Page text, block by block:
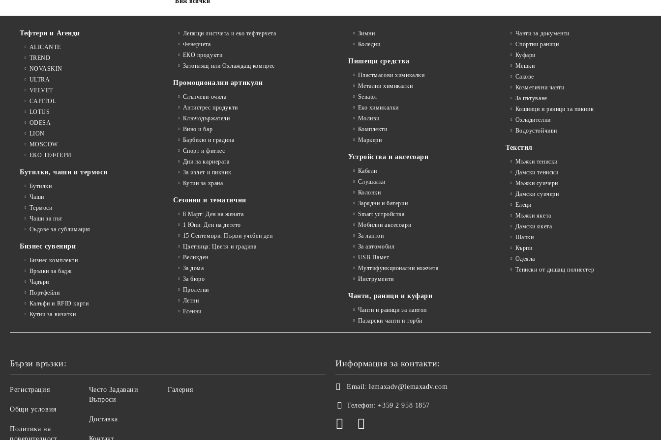
Тефтери и Агенди
ALICANTE
TREND
NOVASKIN
ULTRA
VELVET
CAPITOL
LOTUS
ODESA
LION
MOSCOW
ЕКО ТЕФТЕРИ
Бутилки, чаши и термоси
Бутилки
Чаши
Термоси
Чаши за път
Съдове за сублимация
Бизнес сувенири
Бизнес комплекти
Връзки за бадж
Чадъри
Портфейли
Калъфи и RFID карти
Кутии за визитки
Лепящи листчета и еко тефтeрчета
Фенерчета
ЕКО продукти
Затоплящ или Охлаждащ компрес
Промоционални артикули
Слънчеви очила
Антистрес продукти
Ключодържатели
Вино и бар
Барбекю и градина
Спорт и фитнес
Дни на кариерата
За излет и пикник
Кутии за храна
Сезонни и тематични
8 Март: Ден на жената
1 Юни: Ден на детето
15 Септември: Първи учебен ден
Цветница: Цветя и градина
Великден
За дома
За бюро
Пролетни
Летни
Есенни
Зимни
Коледни
Пишещи средства
Пластмасови химикалки
Метални химикалки
Senator
Еко химикалки
Моливи
Комплекти
Маркери
Устройства и аксесоари
Кабели
Слушалки
Колонки
Зарядни и батерии
Smart устройства
Мобилни аксесоари
За лаптоп
За автомобил
USB Памет
Мултифункционални ножчета
Инструменти
Чанти, раници и куфари
Чанти и раници за лаптоп
Пазарски чанти и торби
Чанти за документи
Спортни раници
Куфари
Мешки
Сакове
Козметични чанти
За пътуване
Кошници и раници за пикник
Охладителни
Водоустойчиви
Текстил
Мъжки тениски
Дамски тениски
Мъжки суичери
Дамски суичери
Елеци
Мъжки якета
Дамски якета
Шапки
Кърпи
Одеяла
Тениски от дишащ полиестер
Бързи връзки:
Регистрация
Общи условия
Политика на
Често Задавани
Въпроси
Доставка
Галерия
Информация за контакти:
Email: lemaxadv@lemaxadv.com
Телефон: +359 2 958 1857